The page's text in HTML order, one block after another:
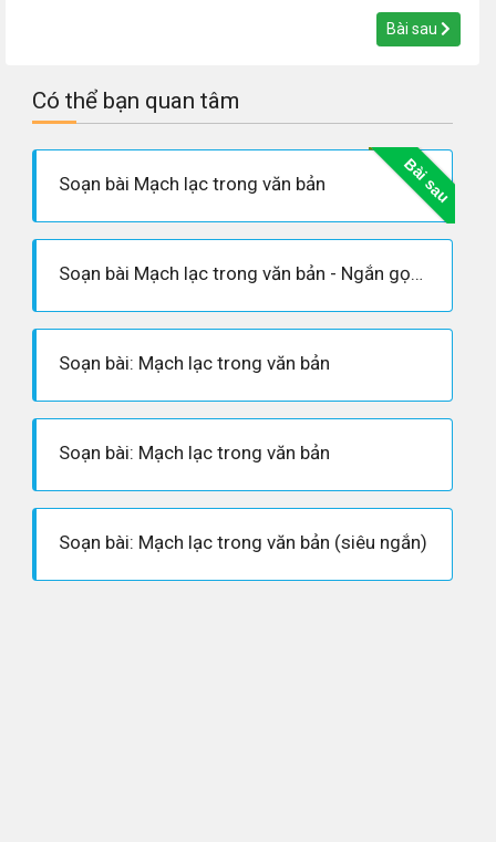
Bài sau
Có thể bạn quan tâm
Bài sau
Soạn bài Mạch lạc trong văn bản
Soạn bài Mạch lạc trong văn bản - Ngắn gọn nhất
Soạn bài: Mạch lạc trong văn bản
Soạn bài: Mạch lạc trong văn bản
Soạn bài: Mạch lạc trong văn bản (siêu ngắn)